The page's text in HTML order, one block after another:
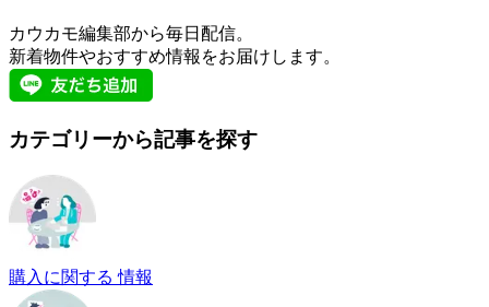
カウカモ編集部から毎日配信。
新着物件やおすすめ情報をお届けします。
カテゴリーから記事を探す
購入に関する 情報